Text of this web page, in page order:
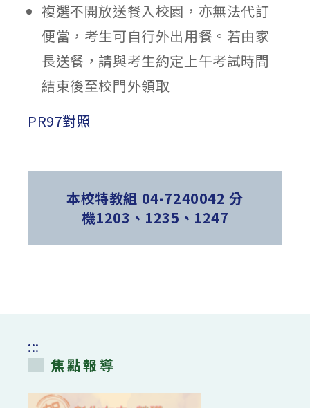
複選不開放送餐入校園，亦無法代訂
便當，考生可自行外出用餐。若由家
長送餐，請與考生約定上午考試時間
結束後至校門外領取
PR97對照
本校特教組 04-7240042 分
機1203、1235、1247
:::
焦點報導